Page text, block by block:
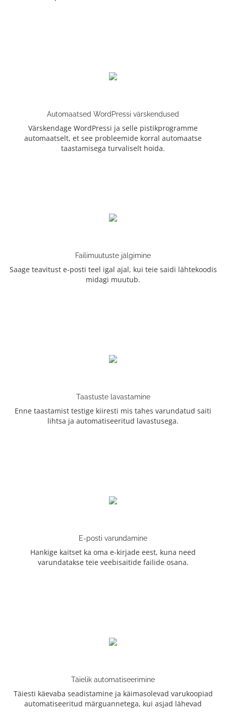
Automaatsed WordPressi värskendused
Värskendage WordPressi ja selle pistikprogramme
automaatselt, et see probleemide korral automaatse
taastamisega turvaliselt hoida.
Failimuutuste jälgimine
Saage teavitust e-posti teel igal ajal, kui teie saidi lähtekoodis
midagi muutub.
Taastuste lavastamine
Enne taastamist testige kiiresti mis tahes varundatud saiti
lihtsa ja automatiseeritud lavastusega.
E-posti varundamine
Hankige kaitset ka oma e-kirjade eest, kuna need
varundatakse teie veebisaitide failide osana.
Täielik automatiseerimine
Täiesti käevaba seadistamine ja käimasolevad varukoopiad
automatiseeritud märguannetega, kui asjad lähevad